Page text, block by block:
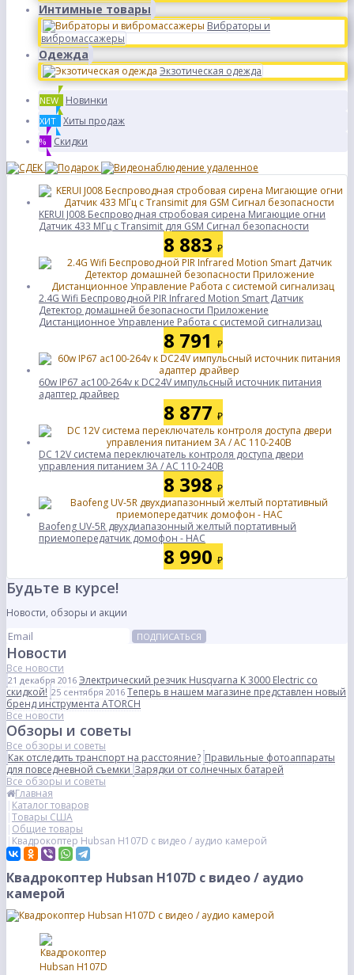
Интимные товары
Вибраторы и
вибромассажеры
Одежда
Экзотическая одежда
NEW Новинки
ХИТ Хиты продаж
% Скидки
KERUI J008 Беспроводная стробовая сирена Мигающие огни
Датчик 433 МГц с Transimit для GSM Сигнал безопасности
8 883 ₽
2.4G Wifi Беспроводной PIR Infrared Motion Smart Датчик
Детектор домашней безопасности Приложение
Дистанционное Управление Работа с системой сигнализац
8 791 ₽
60w IP67 ac100-264v к DC24V импульсный источник питания
адаптер драйвер
8 877 ₽
DC 12V система переключатель контроля доступа двери
управления питанием 3A / AC 110-240В
8 398 ₽
Baofeng UV-5R двухдиапазонный желтый портативный
приемопередатчик домофон - НАС
8 990 ₽
Будьте в курсе!
Новости, обзоры и акции
ПОДПИСАТЬСЯ
Новости
Все новости
21 декабря 2016 Электрический резчик Husqvarna K 3000 Electric со
скидкой! 25 сентября 2016 Теперь в нашем магазине представлен новый
бренд инструмента ATORCH
Все новости
Обзоры и советы
Все обзоры и советы
Как отследить транспорт на расстояние? Правильные фотоаппараты
для повседневной съемкиЗарядки от солнечных батарей
Все обзоры и советы
Главная
Каталог товаров
Товары США
Общие товары
Квадрокоптер Hubsan H107D с видео / аудио камерой
Квадрокоптер Hubsan H107D с видео / аудио
камерой